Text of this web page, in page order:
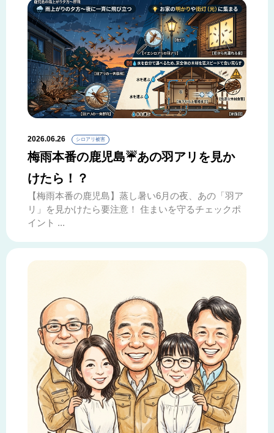
2026.06.26 シロアリ被害
梅雨本番の鹿児島☔あの羽アリを見か
けたら！？
【梅雨本番の鹿児島】蒸し暑い6月の夜、あの「羽ア
リ」を見かけたら要注意！ 住まいを守るチェックポ
イント ...